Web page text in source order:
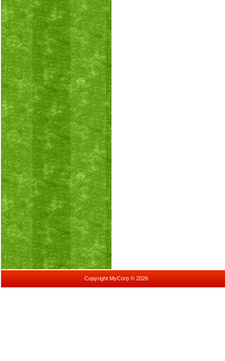
Copyright MyCorp © 2026